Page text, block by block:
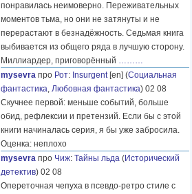
понравилась неимоверно. Переживательных
моментов тьма, но они не затянуты и не
перерастают в безнадёжность. Седьмая книга
выбивается из общего ряда в лучшую сторону.
Миллиардер, приговорённый ………
mysevra про Рот: Insurgent[en] (Социальная
фантастика, Любовная фантастика) 02 08
Скучнее первой: меньше событий, больше
обид, рефлексии и претензий. Если бы с этой
книги начиналась серия, я бы уже забросила.
Оценка: неплохо
mysevra про Чиж: Тайны льда (Исторический
детектив) 02 08
Опереточная чепуха в псевдо-ретро стиле с